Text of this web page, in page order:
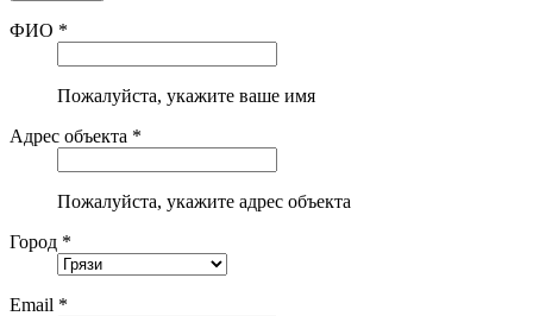
ФИО *
Пожалуйста, укажите ваше имя
Адрес объекта *
Пожалуйста, укажите адрес объекта
Город *
Email *